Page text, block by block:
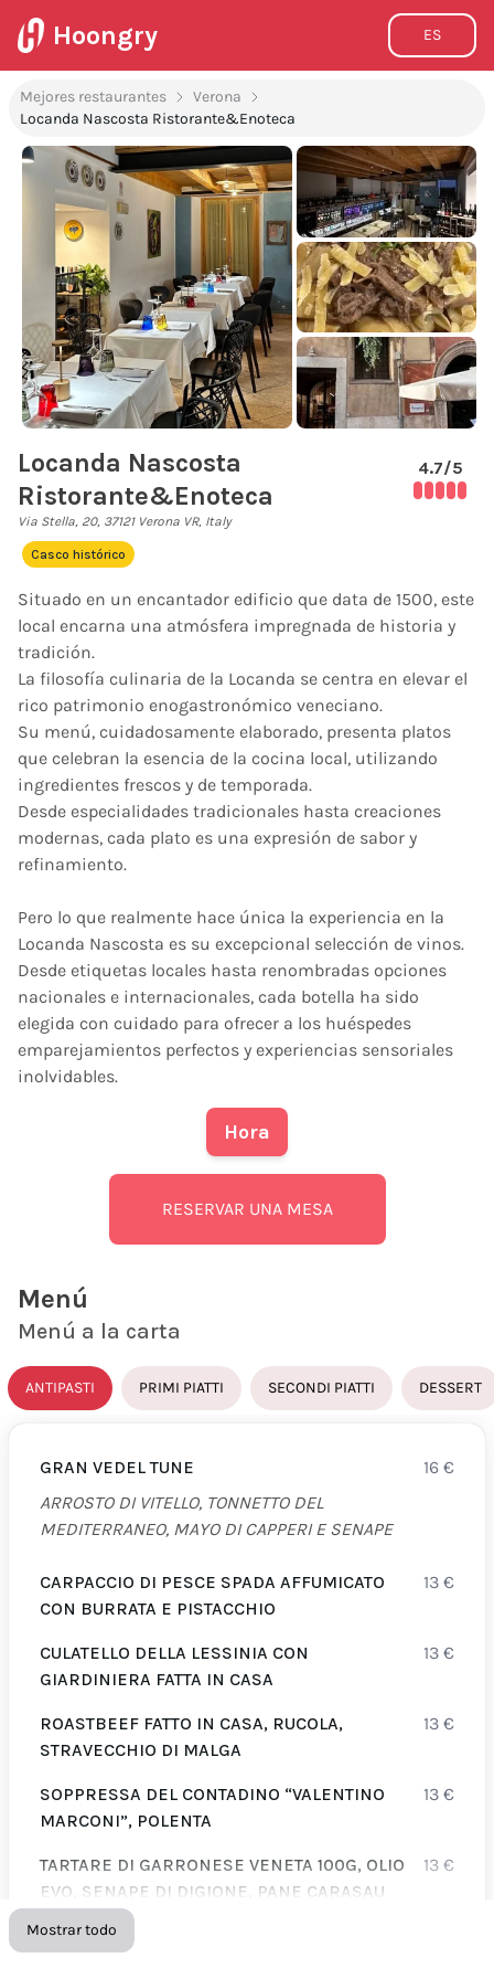
Hoongry ES
Mejores restaurantes
Verona
Locanda Nascosta Ristorante&Enoteca
Locanda Nascosta
Ristorante&Enoteca
Via Stella, 20, 37121 Verona VR, Italy
4.7/5
Casco histórico
Situado en un encantador edificio que data de 1500, este
local encarna una atmósfera impregnada de historia y
tradición.
La filosofía culinaria de la Locanda se centra en elevar el
rico patrimonio enogastronómico veneciano.
Su menú, cuidadosamente elaborado, presenta platos
que celebran la esencia de la cocina local, utilizando
ingredientes frescos y de temporada.
Desde especialidades tradicionales hasta creaciones
modernas, cada plato es una expresión de sabor y
refinamiento.
Pero lo que realmente hace única la experiencia en la
Locanda Nascosta es su excepcional selección de vinos.
Desde etiquetas locales hasta renombradas opciones
nacionales e internacionales, cada botella ha sido
elegida con cuidado para ofrecer a los huéspedes
emparejamientos perfectos y experiencias sensoriales
inolvidables.
Hora
RESERVAR UNA MESA
Menú
Menú a la carta
ANTIPASTI PRIMI PIATTI SECONDI PIATTI DESSERT
GRAN VEDEL TUNE 16 €
ARROSTO DI VITELLO, TONNETTO DEL
MEDITERRANEO, MAYO DI CAPPERI E SENAPE
CARPACCIO DI PESCE SPADA AFFUMICATO
CON BURRATA E PISTACCHIO
13 €
CULATELLO DELLA LESSINIA CON
GIARDINIERA FATTA IN CASA
13 €
ROASTBEEF FATTO IN CASA, RUCOLA,
STRAVECCHIO DI MALGA
13 €
SOPPRESSA DEL CONTADINO “VALENTINO
MARCONI”, POLENTA
13 €
TARTARE DI GARRONESE VENETA 100G, OLIO
EVO, SENAPE DI DIGIONE, PANE CARASAU
13 €
DEGUSTAZIONE DI 3 FORMAGGI CON
Mostrar todo